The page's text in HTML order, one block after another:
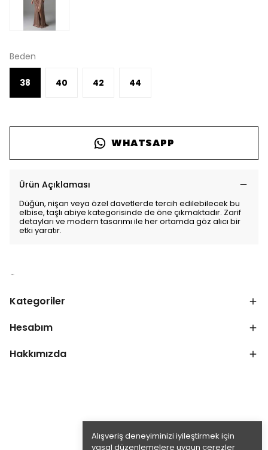
Alışveriş deneyiminizi iyileştirmek için
yasal düzenlemelere uygun çerezler
Beden
38 40 42 44
WHATSAPP
Ürün Açıklaması
Düğün, nişan veya özel davetlerde tercih edilebilecek bu
elbise, taşlı abiye kategorisinde de öne çıkmaktadır. Zarif
detayları ve modern tasarımı ile her ortamda göz alıcı bir
etki yaratır.
Kategoriler
Hesabım
Hakkımızda